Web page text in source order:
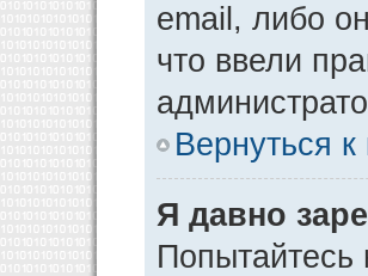
email, либо
что ввели
Вернуться к
Я давно